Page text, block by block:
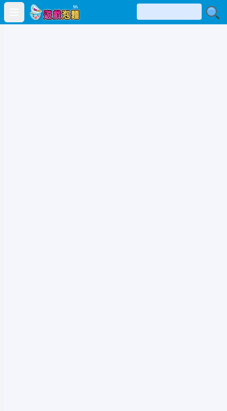
Open main menu